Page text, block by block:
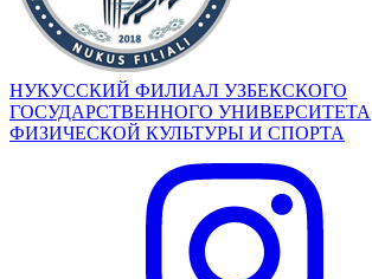
НУКУССКИЙ ФИЛИАЛ УЗБЕКСКОГО
ГОСУДАРСТВЕННОГО УНИВЕРСИТЕТА
ФИЗИЧЕСКОЙ КУЛЬТУРЫ И СПОРТА